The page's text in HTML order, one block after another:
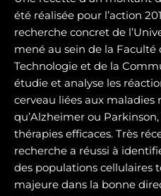
été réalisée pour l’action
recherche concret de
mené au sein de la Faculté
Technologie et de la
étudie et analyse les
cerveau liées aux maladies
qu’Alzheimer ou
thérapies efficaces. Très
recherche a réussi à
des populations cellulaires
majeure dans la bonne